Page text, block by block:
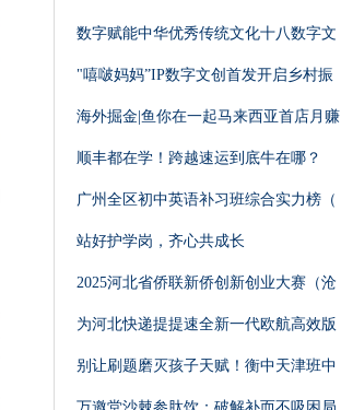
数字赋能中华优秀传统文化十八数字文
"嘻啵妈妈”IP数字文创首发开启乡村振
海外掘金|鱼你在一起马来西亚首店月赚
顺丰都在学！跨越速运到底牛在哪？
广州全区初中英语补习班综合实力榜（
站好护学岗，齐心共成长
2025河北省侨联新侨创新创业大赛（沧
为河北快递提提速全新一代欧航高效版
别让刷题磨灭孩子天赋！衡中天津班中